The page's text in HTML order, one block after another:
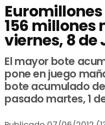
156 millones
viernes, 8 de
El mayor bote
pone en juego
bote acumulado
pasado martes, 1